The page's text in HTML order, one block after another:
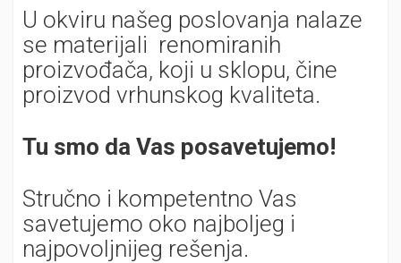
U okviru našeg poslovanja nalaze
se materijali renomiranih
proizvođača, koji u sklopu, čine
proizvod vrhunskog kvaliteta.
Tu smo da Vas posavetujemo!
Stručno i kompetentno Vas
savetujemo oko najboljeg i
najpovoljnijeg rešenja.